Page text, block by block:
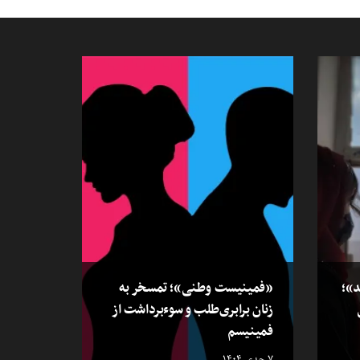
«فمینیست وطنی»؛ تمسخر به
زنان برابری‌طلب و سوءبرداشت از
فمینیسم